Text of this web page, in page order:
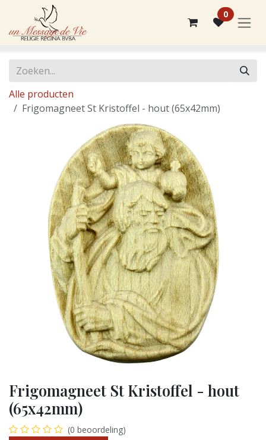
Overslaan naar inhoud
0
Alle producten
Frigomagneet St Kristoffel - hout (65x42mm)
Frigomagneet St Kristoffel - hout
(65x42mm)
(0 beoordeling)